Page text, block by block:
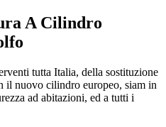
A Cilindro
tutta Italia, della sostituzione
il nuovo cilindro europeo, siam in
ad abitazioni, ed a tutti i